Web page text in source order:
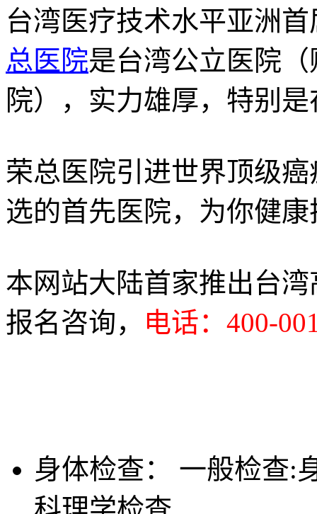
台湾医疗技术水平亚洲
总医院是台湾公立医院
院），实力雄厚，特别
荣总医院引进世界顶级
选的首先医院，为你健康
本网站大陆首家推出台
报名咨询，
电话：400-
身体检查： 一般检查: